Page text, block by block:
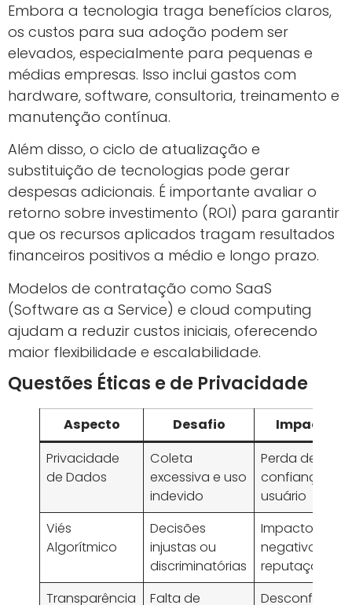
Embora a tecnologia traga benefícios claros,
os custos para sua adoção podem ser
elevados, especialmente para pequenas e
médias empresas. Isso inclui gastos com
hardware, software, consultoria, treinamento e
manutenção contínua.
Além disso, o ciclo de atualização e
substituição de tecnologias pode gerar
despesas adicionais. É importante avaliar o
retorno sobre investimento (ROI) para garantir
que os recursos aplicados tragam resultados
financeiros positivos a médio e longo prazo.
Modelos de contratação como SaaS
(Software as a Service) e cloud computing
ajudam a reduzir custos iniciais, oferecendo
maior flexibilidade e escalabilidade.
Questões Éticas e de Privacidade
Aspecto Desafio
Impacto
Privacidade
de Dados
Coleta
excessiva e uso
indevido
Perda de
confiança do
usuário
Viés
Algorítmico
Decisões
injustas ou
discriminatórias
Impacto
negativo na
reputação
Transparência
Falta de
Desconfiança